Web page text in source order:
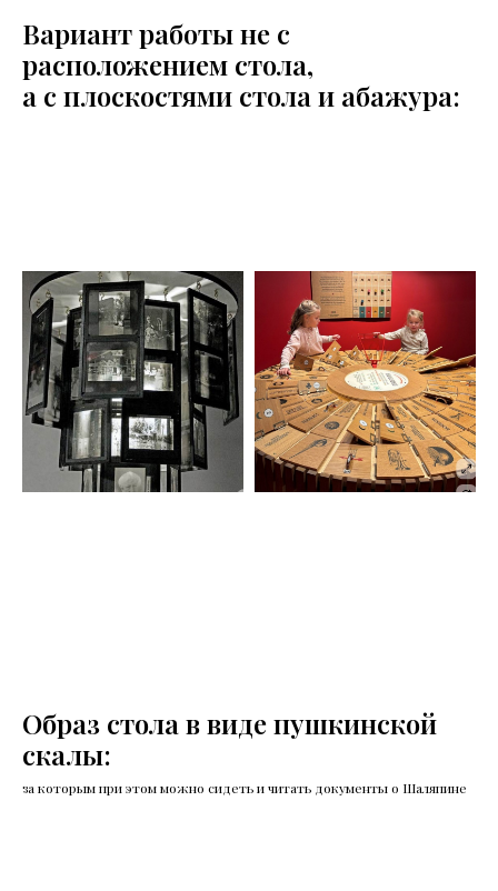
Вариант работы не с
расположением стола,
а с плоскостями стола и абажура:
Образ стола в виде пушкинской
скалы:
за которым при этом можно сидеть и читать документы о Шаляпине